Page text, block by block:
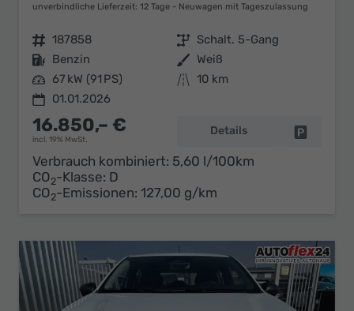
unverbindliche Lieferzeit: 12 Tage Neuwagen mit Tageszulassung
Fahrzeugnr. 187858 Getriebe Schalt. 5-Gang
Kraftstoff Benzin Außenfarbe Weiß
Leistung 67 kW (91 PS) Kilometerstand 10 km
01.01.2026
16.850,– €
incl. 19% MwSt.
Details
Verbrauch kombiniert: 5,60 l/100km
CO2-Klasse: D
CO2-Emissionen: 127,00 g/km